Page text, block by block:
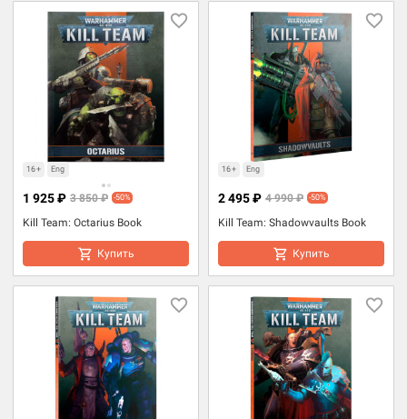
16+ Eng
Kill Team: Octarius Book
1 925 ₽ 3 850 ₽ -50%
Купить
16+ Eng
Kill Team: Shadowvaults Book
2 495 ₽ 4 990 ₽ -50%
Купить